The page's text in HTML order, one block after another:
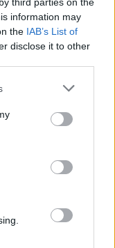
information may
the IAB’s List of
disclose it to other
και
του έτους
2
για την
προς όφελος